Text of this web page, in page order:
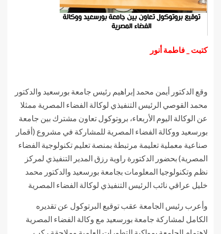
كتبت _ فاطمة أنور
وقع الدكتور أيمن محمد إبراهيم رئيس جامعة بورسعيد والدكتور
محمد القوصي الرئيس التنفيذي لوكالة الفضاء المصرية ممثلا
عن الوكالة اليوم الأربعاء، بروتوكول تعاون مشترك بين جامعة
بورسعيد ووكالة الفضاء المصرية للمشاركة في مشروع (أقمار
صناعية معملية تعليمة مرتبطة بمنصة تعليم تكنولوجية الفضاء
المصرية) بحضور الدكتورة راوية رزق المدير التنفيذي لمركز
نظم وتكنولوجيا المعلومات بجامعة بورسعيد والدكتور محمد
خليل عراقي نائب الرئيس التنفيذي لوكالة الفضاء المصرية
وأعرب رئيس الجامعة عقب توقيع البرتوكول عن تقديره
الكامل لمشاركة جامعة بورسعيد مع وكالة الفضاء المصرية
لاهتمام الجامعة بمواكبة التطورات العلمية وملاحقة ركب